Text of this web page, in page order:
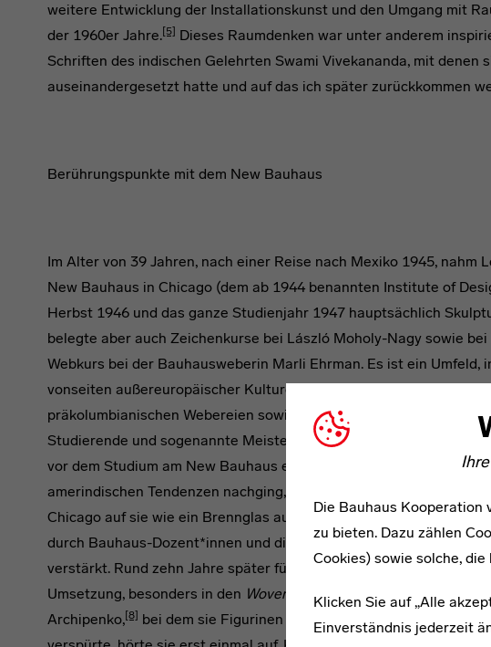
Die Bauhaus Kooperation
zu bieten. Dazu zählen
Cookies) sowie solche,
Klicken Sie auf „Alle
Einverständnis jederzeit
weitere Entwicklung der Installationskunst und den Umgang mit
der 1960er Jahre.[5] Dieses Raumdenken war unter anderem
Schriften des indischen Gelehrten Swami Vivekananda, mit denen
auseinandergesetzt hatte und auf das ich später zurückkommen
Berührungspunkte mit dem New Bauhaus
Im Alter von 39 Jahren, nach einer Reise nach Mexiko 1945, nahm
New Bauhaus in Chicago (dem ab 1944 benannten Institute of
Herbst 1946 und das ganze Studienjahr 1947 hauptsächlich
belegte aber auch Zeichenkurse bei László Moholy-Nagy sowie
Webkurs bei der Bauhausweberin Marli Ehrman. Es ist ein Umfeld,
vonseiten außereuropäischer Kulturen aufgenommen wurde: Das
präkolumbianischen Webereien sowie an Asien ist vom deutschen
Studierende und sogenannte Meister mit in die USA emigriert.
vor dem Studium am New Bauhaus einem Interesse an
amerindischen Tendenzen nachging,
Chicago auf sie wie ein Brennglas aus. Diverse Interessen und
durch Bauhaus-Dozent*innen und die durch sie vermittelte
verstärkt. Rund zehn Jahre später führten diese Einflüsse auf
Umsetzung, besonders in den Woven Forms . Denn nach einem
Archipenko,[8] bei dem sie Figurinen fertigte und ein